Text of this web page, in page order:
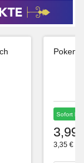
Sofort
3,99
3,35 €